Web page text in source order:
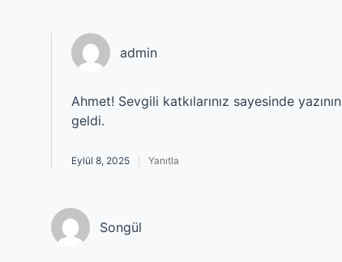
admin
Ahmet! Sevgili katkılarınız sayesinde yazının
geldi.
Eylül 8, 2025 Yanıtla
Songül